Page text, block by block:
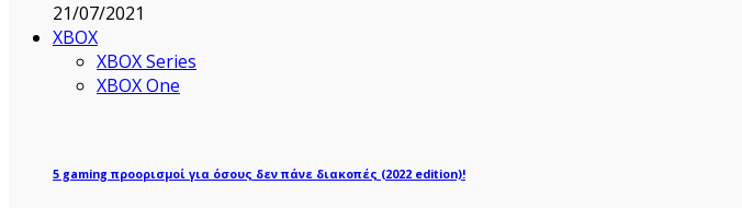
21/07/2021
XBOX
XBOX Series
XBOX One
5 gaming προορισμοί για όσους δεν πάνε διακοπές (2022 edition)!